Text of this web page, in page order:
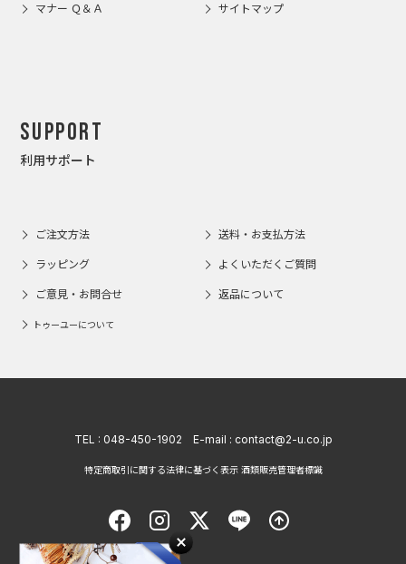
マナー Ｑ＆Ａ サイトマップ
Support
利用サポート
ご注文方法 送料・お支払方法
ラッピング よくいただくご質問
ご意見・お問合せ 返品について
トゥーユーについて
TEL : 048-450-1902 E-mail : contact@2-u.co.jp
特定商取引に関する法律に基づく表示 酒類販売管理者標識